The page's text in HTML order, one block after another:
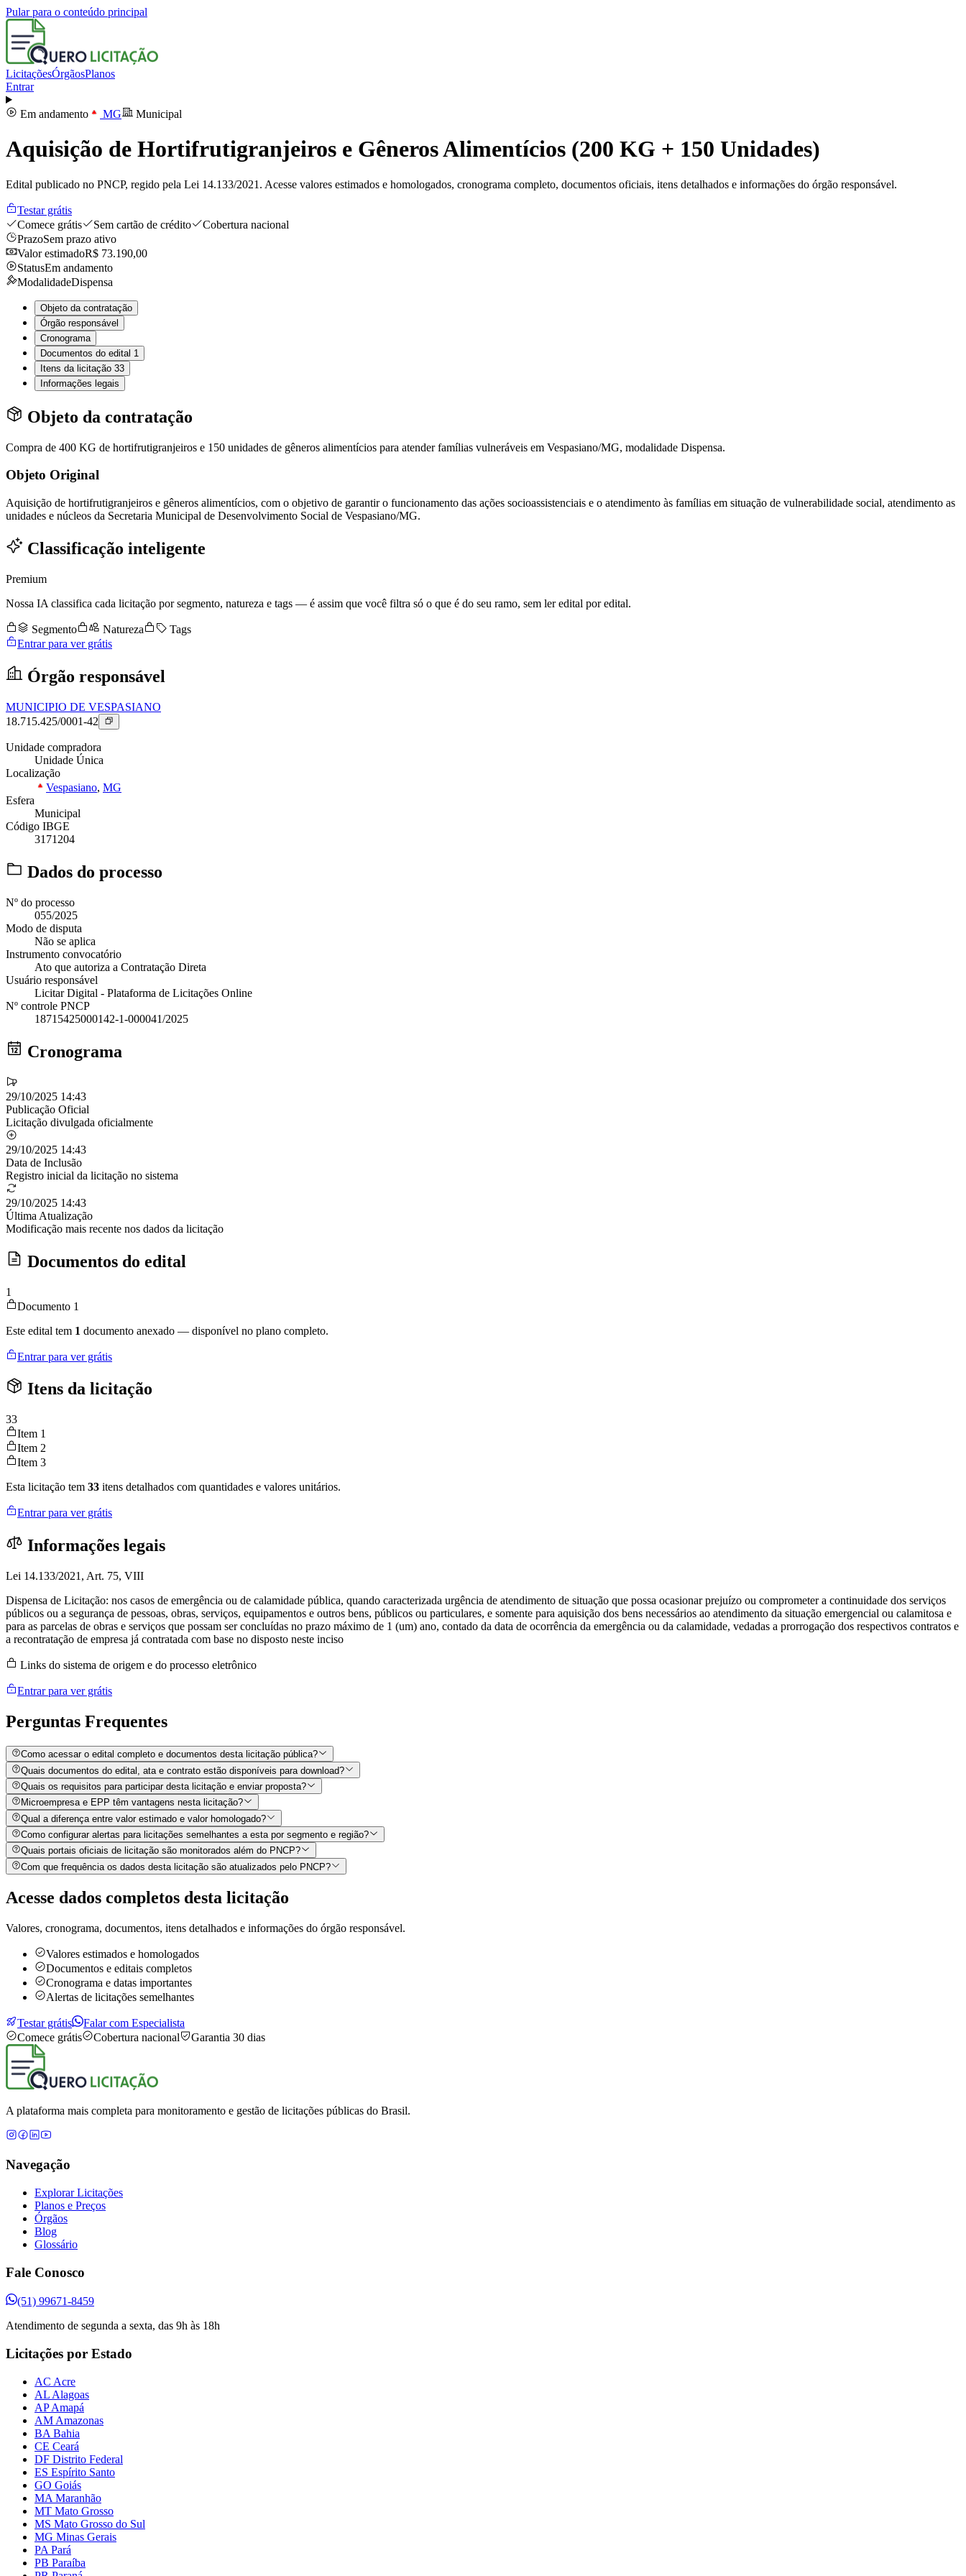
Pular para o conteúdo principal
LicitaçõesÓrgãosPlanos
Entrar
Em andamento MG Municipal
Aquisição de Hortifrutigranjeiros e Gêneros Alimentícios (200 KG + 150 Unidades)
Edital publicado no PNCP, regido pela Lei 14.133/2021. Acesse valores estimados e homologados, cronograma completo, documentos oficiais, itens detalhados e informações do órgão responsável.
Testar grátis
Comece grátis
Sem cartão de crédito
Cobertura nacional
PrazoSem prazo ativo
Valor estimadoR$ 73.190,00
StatusEm andamento
ModalidadeDispensa
Objeto da contratação
Órgão responsável
Cronograma
Documentos do edital 1
Itens da licitação 33
Informações legais
Objeto da contratação
Compra de 400 KG de hortifrutigranjeiros e 150 unidades de gêneros alimentícios para atender famílias vulneráveis em Vespasiano/MG, modalidade Dispensa.
Objeto Original
Aquisição de hortifrutigranjeiros e gêneros alimentícios, com o objetivo de garantir o funcionamento das ações socioassistenciais e o atendimento às famílias em situação de vulnerabilidade social, atendimento as
unidades e núcleos da Secretaria Municipal de Desenvolvimento Social de Vespasiano/MG.
Classificação inteligente
Premium
Nossa IA classifica cada licitação por segmento, natureza e tags — é assim que você filtra só o que é do seu ramo, sem ler edital por edital.
Segmento Natureza
Tags
Entrar para ver grátis
Órgão responsável
MUNICIPIO DE VESPASIANO
18.715.425/0001-42
Unidade compradora
Unidade Única
Localização
Vespasiano, MG
Esfera
Municipal
Código IBGE
3171204
Dados do processo
Nº do processo
055/2025
Modo de disputa
Não se aplica
Instrumento convocatório
Ato que autoriza a Contratação Direta
Usuário responsável
Licitar Digital - Plataforma de Licitações Online
Nº controle PNCP
18715425000142-1-000041/2025
Cronograma
29/10/2025 14:43
Publicação Oficial
Licitação divulgada oficialmente
29/10/2025 14:43
Data de Inclusão
Registro inicial da licitação no sistema
29/10/2025 14:43
Última Atualização
Modificação mais recente nos dados da licitação
Documentos do edital
1
Documento 1
Este edital tem 1 documento anexado — disponível no plano completo.
Entrar para ver grátis
Itens da licitação
33
Item 1
Item 2
Item 3
Esta licitação tem 33 itens detalhados com quantidades e valores unitários.
Entrar para ver grátis
Informações legais
Lei 14.133/2021, Art. 75, VIII
Dispensa de Licitação: nos casos de emergência ou de calamidade pública, quando caracterizada urgência de atendimento de situação que possa ocasionar prejuízo ou comprometer a continuidade dos serviços
públicos ou a segurança de pessoas, obras, serviços, equipamentos e outros bens, públicos ou particulares, e somente para aquisição dos bens necessários ao atendimento da situação emergencial ou calamitosa e
para as parcelas de obras e serviços que possam ser concluídas no prazo máximo de 1 (um) ano, contado da data de ocorrência da emergência ou da calamidade, vedadas a prorrogação dos respectivos contratos e
a recontratação de empresa já contratada com base no disposto neste inciso
Links do sistema de origem e do processo eletrônico
Entrar para ver grátis
Perguntas Frequentes
Como acessar o edital completo e documentos desta licitação pública?
Quais documentos do edital, ata e contrato estão disponíveis para download?
Quais os requisitos para participar desta licitação e enviar proposta?
Microempresa e EPP têm vantagens nesta licitação?
Qual a diferença entre valor estimado e valor homologado?
Como configurar alertas para licitações semelhantes a esta por segmento e região?
Quais portais oficiais de licitação são monitorados além do PNCP?
Com que frequência os dados desta licitação são atualizados pelo PNCP?
Acesse dados completos desta licitação
Valores, cronograma, documentos, itens detalhados e informações do órgão responsável.
Valores estimados e homologados
Documentos e editais completos
Cronograma e datas importantes
Alertas de licitações semelhantes
Testar grátis
Falar com Especialista
Comece grátis
Cobertura nacional Garantia 30 dias
A plataforma mais completa para monitoramento e gestão de licitações públicas do Brasil.
Navegação
Explorar Licitações
Planos e Preços
Órgãos
Blog
Glossário
Fale Conosco
(51) 99671-8459
Atendimento de segunda a sexta, das 9h às 18h
Licitações por Estado
AC Acre
AL Alagoas
AP Amapá
AM Amazonas
BA Bahia
CE Ceará
DF Distrito Federal
ES Espírito Santo
GO Goiás
MA Maranhão
MT Mato Grosso
MS Mato Grosso do Sul
MG Minas Gerais
PA Pará
PB Paraíba